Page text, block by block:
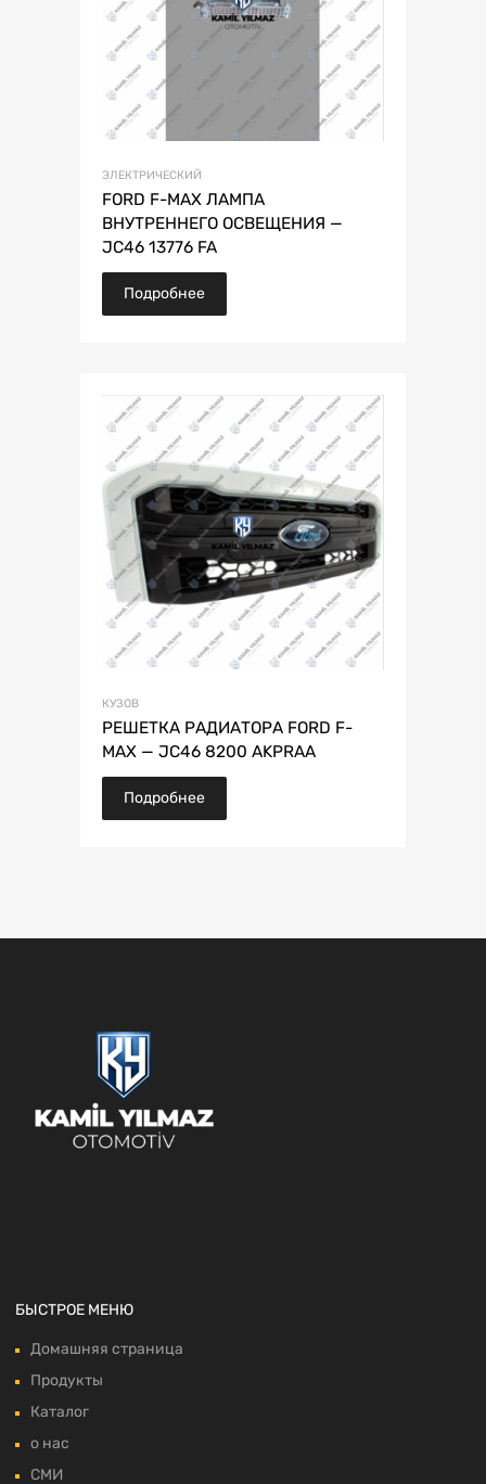
ЭЛЕКТРИЧЕСКИЙ
FORD F-MAX ЛАМПА
ВНУТРЕННЕГО ОСВЕЩЕНИЯ —
JC46 13776 FA
Подробнее
КУЗОВ
РЕШЕТКА РАДИАТОРА FORD F-
MAX — JC46 8200 AKPRAA
Подробнее
БЫСТРОЕ МЕНЮ
Домашняя страница
Продукты
Каталог
о нас
СМИ